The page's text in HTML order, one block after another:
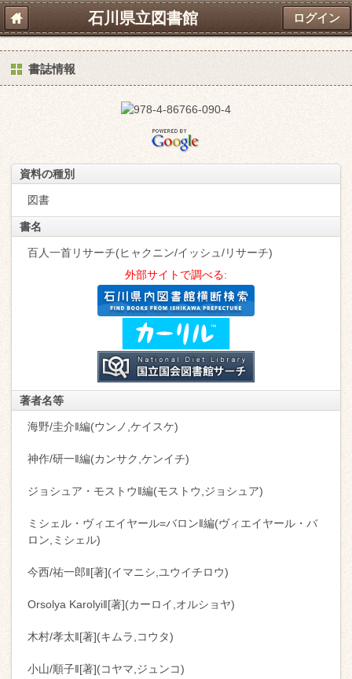
石川県立図書館 ログイン
書誌情報
資料の種別
図書
書名
百人一首リサーチ(ヒャクニン/イッシュ/リサーチ)
外部サイトで調べる:
著者名等
海野/圭介‖編(ウンノ,ケイスケ)
神作/研一‖編(カンサク,ケンイチ)
ジョシュア・モストウ‖編(モストウ,ジョシュア)
ミシェル・ヴィエイヤール=バロン‖編(ヴィエイヤール・バ
ロン,ミシェル)
今西/祐一郎‖[著](イマニシ,ユウイチロウ)
Orsolya Karolyi‖[著](カーロイ,オルショヤ)
木村/孝太‖[著](キムラ,コウタ)
小山/順子‖[著](コヤマ,ジュンコ)